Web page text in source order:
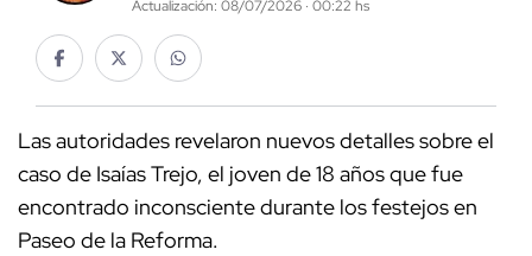
Actualización: 08/07/2026 · 00:22 hs
Las autoridades revelaron nuevos detalles sobre el
caso de Isaías Trejo, el joven de 18 años que fue
encontrado inconsciente durante los festejos en
Paseo de la Reforma.